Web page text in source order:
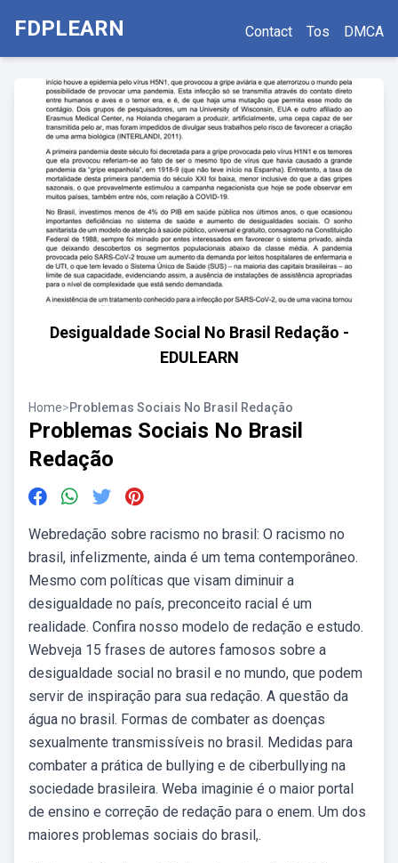
FDPLEARN Contact Tos DMCA
Desigualdade Social No Brasil Redação -
EDULEARN
Home>Problemas Sociais No Brasil Redação
Problemas Sociais No Brasil
Redação
Webredação sobre racismo no brasil: O racismo no
brasil, infelizmente, ainda é um tema contemporâneo.
Mesmo com políticas que visam diminuir a
desigualdade no país, preconceito racial é um
realidade. Confira nosso modelo de redação e estudo.
Webveja 15 frases de autores famosos sobre a
desigualdade social no brasil e no mundo, que podem
servir de inspiração para sua redação. A questão da
água no brasil. Formas de combater as doenças
sexualmente transmissíveis no brasil. Medidas para
combater a prática de bullying e de ciberbullying na
sociedade brasileira. Weba imaginie é o maior portal
de ensino e correção de redação para o enem. Um dos
maiores problemas sociais do brasil,.